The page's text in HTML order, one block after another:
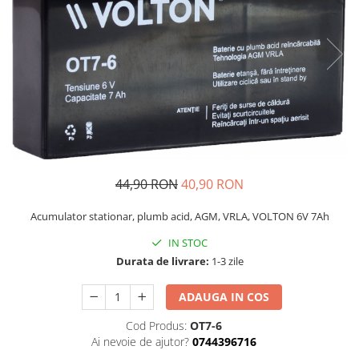
44,90 RON40,90 RON
Acumulator stationar, plumb acid, AGM, VRLA, VOLTON 6V 7Ah
IN STOC
Durata de livrare: 1-3 zile
ADAUGA IN COS
Cod Produs: OT7-6
Ai nevoie de ajutor? 0744396716